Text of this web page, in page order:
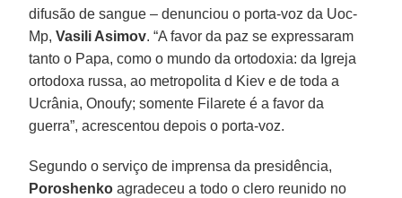
difusão de sangue – denunciou o porta-voz da Uoc-
Mp,Vasili Asimov. “A favor da paz se expressaram
tanto o Papa, como o mundo da ortodoxia: da Igreja
ortodoxa russa, ao metropolita d Kiev e de toda a
Ucrânia, Onoufy; somente Filarete é a favor da
guerra”, acrescentou depois o porta-voz.
Segundo o serviço de imprensa da presidência,
Poroshenko agradeceu a todo o clero reunido no